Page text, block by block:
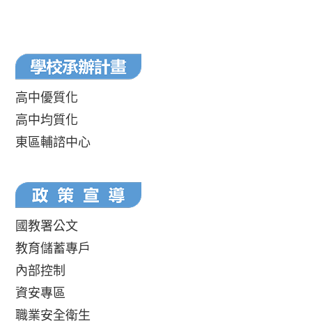
高中優質化
高中均質化
東區輔諮中心
國教署公文
教育儲蓄專戶
內部控制
資安專區
職業安全衛生